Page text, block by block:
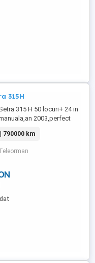
315H
315 H 50 locuri+ 24 in
2003,perfect
790000 km